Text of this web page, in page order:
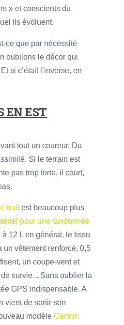
» et conscients du
ils évoluent.
ce que par nécessité
oublions le décor qui
si c’était l’inverse, en
EN EST
tout un coureur. Du
Si le terrain est
pas trop forte, il court,
trail est beaucoup plus
pour une randonnée
à 12 L en général, le tissu
un vêtement renforcé, 0,5
un coupe-vent et
de survie…Sans oublier la
GPS indispensable. A
vient de sortir son
modèle Garmin